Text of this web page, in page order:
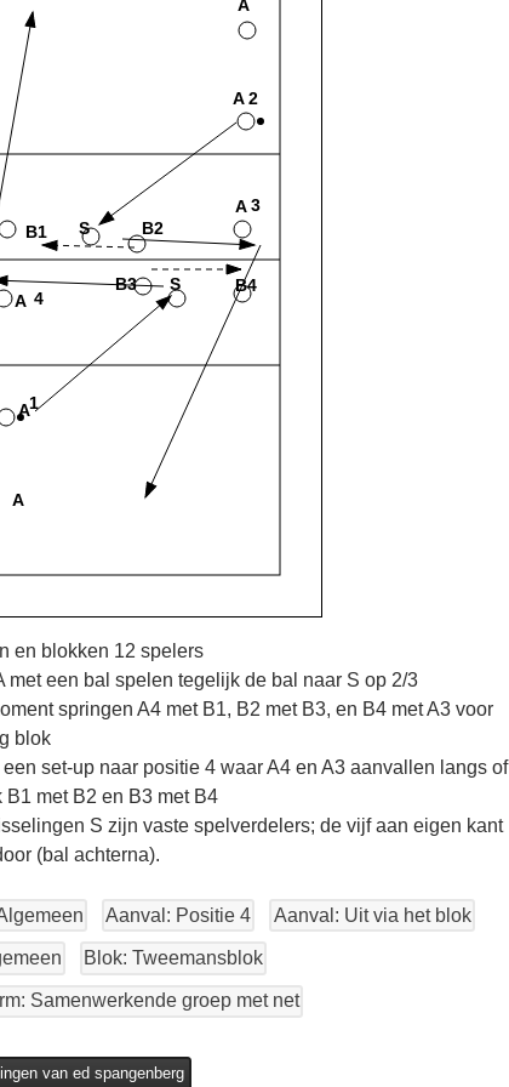
en blokken 12 spelers
met een bal spelen tegelijk de bal naar S op 2/3
springen A4 met B1, B2 met B3, en B4 met A3 voor
blok
set-up naar positie 4 waar A4 en A3 aanvallen langs of
B1 met B2 en B3 met B4
S zijn vaste spelverdelers; de vijf aan eigen kant
(bal achterna).
Aanval: Positie 4 Aanval: Uit via het blok
Blok: Tweemansblok
Samenwerkende groep met net
van ed spangenberg